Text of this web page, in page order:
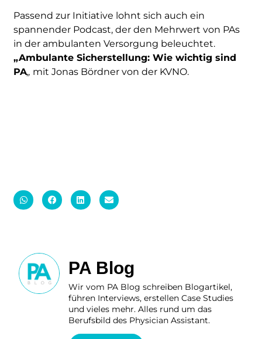
Passend zur Initiative lohnt sich auch ein
spannender Podcast, der den Mehrwert von PAs
in der ambulanten Versorgung beleuchtet.
„Ambulante Sicherstellung: Wie wichtig sind
PA„ mit Jonas Bördner von der KVNO.
PA Blog
Wir vom PA Blog schreiben Blogartikel,
führen Interviews, erstellen Case Studies
und vieles mehr. Alles rund um das
Berufsbild des Physician Assistant.